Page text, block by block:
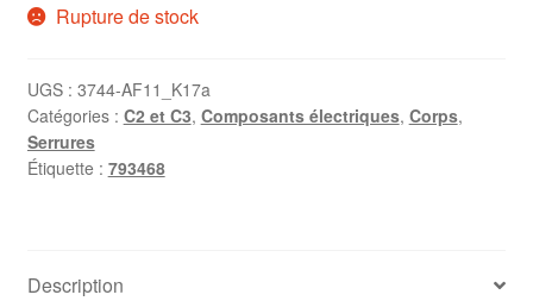
Rupture de stock
UGS : 3744-AF11_K17a
Catégories : C2 et C3, Composants électriques, Corps,
Serrures
Étiquette : 793468
Description